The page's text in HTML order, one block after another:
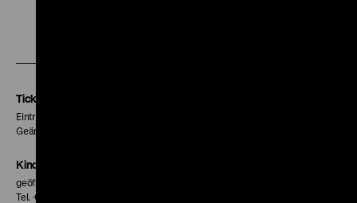
Tickets
Eintritt 5 €
Geänderte Preise sind im Programm vermerkt.
Kinokasse
geöffnet 30 Minuten vor Beginn der ersten Vorstellung
Tel. + 49 30 20304-770